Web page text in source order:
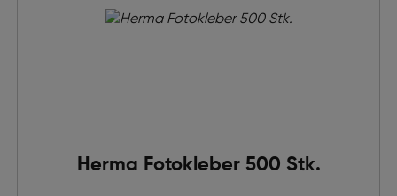
Herma Fotokleber 500 Stk.